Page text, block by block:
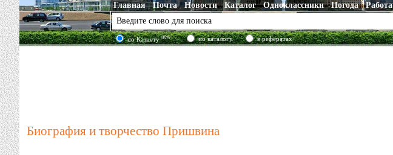
Главная Почта Новости Каталог Одноклассники Погода Работа
по Казнетуnew! по каталогу в рефератах
Биография и творчество Пришвина